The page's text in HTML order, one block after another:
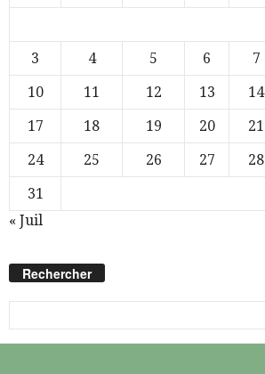
3
4 5 6 7
10
11 12 13 14
17
18 19 20 21
24
25 26 27 28
31
« Juil
Rechercher